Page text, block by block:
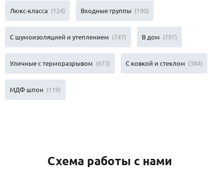
Люкс-класса (124) Входные группы (190)
С шумоизоляцией и утеплением (747) В дом (797)
Уличные с терморазрывом (673) С ковкой и стеклом (384)
МДФ шпон (119)
Схема работы с нами